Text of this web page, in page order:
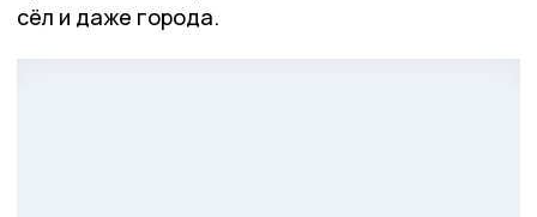
сёл и даже города.